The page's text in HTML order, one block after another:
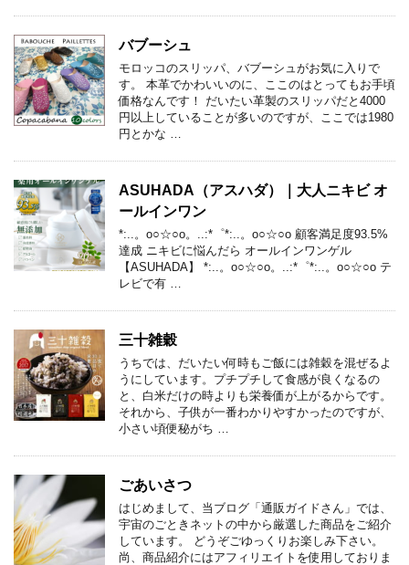
バブーシュ
モロッコのスリッパ、バブーシュがお気に入りで
す。 本革でかわいいのに、ここのはとってもお手頃
価格なんです！ だいたい革製のスリッパだと4000
円以上していることが多いのですが、ここでは1980
円とかな …
ASUHADA（アスハダ）｜大人ニキビ オ
ールインワン
*:..。o○☆○o。..:*゜*:..。o○☆○o 顧客満足度93.5%
達成 ニキビに悩んだら オールインワンゲル
【ASUHADA】 *:..。o○☆○o。..:*゜*:..。o○☆○o テ
レビで有 …
三十雑穀
うちでは、だいたい何時もご飯には雑穀を混ぜるよ
うにしています。プチプチして食感が良くなるの
と、白米だけの時よりも栄養価が上がるからです。
それから、子供が一番わかりやすかったのですが、
小さい頃便秘がち …
ごあいさつ
はじめまして、当ブログ「通販ガイドさん」では、
宇宙のごときネットの中から厳選した商品をご紹介
しています。 どうぞごゆっくりお楽しみ下さい。
尚、商品紹介にはアフィリエイトを使用しておりま